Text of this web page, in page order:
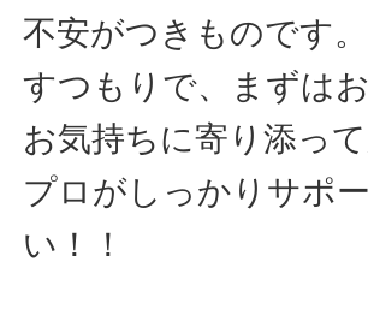
不安がつきものです
すつもりで、まずは
お気持ちに寄り添っ
プロがしっかりサポ
い！！